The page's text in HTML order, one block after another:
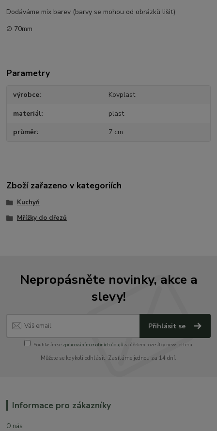
Dodáváme mix barev (barvy se mohou od obrázků lišit)
∅ 70mm
Parametry
výrobce Kovplast
materiál plast
průměr 7 cm
Zboží zařazeno v kategoriích
Kuchyň
Mřížky do dřezů
Nepropásněte novinky, akce a
slevy!
Přihlásit se
Souhlasím se zpracováním osobních údajůza účelem rozesílky newsletteru.
Můžete se kdykoli odhlásit. Zasíláme jednou za 14 dní.
Informace pro zákazníky
O nás